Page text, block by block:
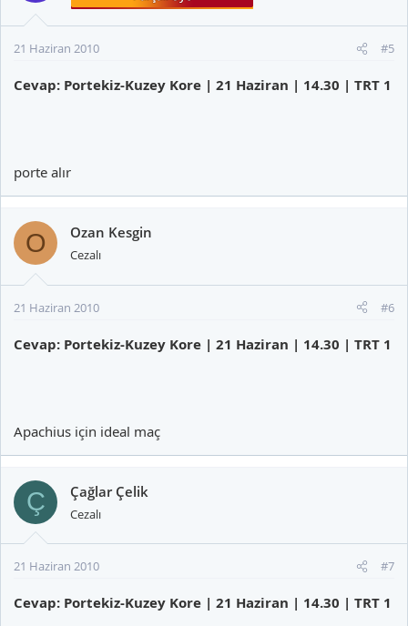
21 Haziran 2010 #5
Cevap: Portekiz-Kuzey Kore | 21 Haziran | 14.30 | TRT 1
porte alır
O Ozan Kesgin
Cezalı
21 Haziran 2010 #6
Cevap: Portekiz-Kuzey Kore | 21 Haziran | 14.30 | TRT 1
Apachius için ideal maç
Ç Çağlar Çelik
Cezalı
21 Haziran 2010 #7
Cevap: Portekiz-Kuzey Kore | 21 Haziran | 14.30 | TRT 1